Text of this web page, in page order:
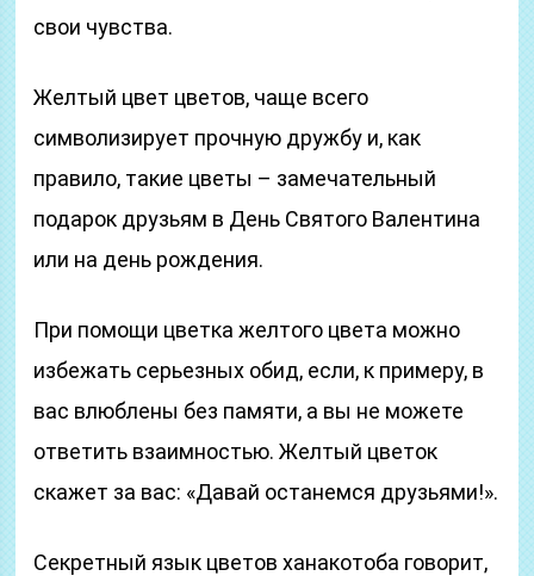
свои чувства.
Желтый цвет цветов, чаще всего
символизирует прочную дружбу и, как
правило, такие цветы – замечательный
подарок друзьям в День Святого Валентина
или на день рождения.
При помощи цветка желтого цвета можно
избежать серьезных обид, если, к примеру, в
вас влюблены без памяти, а вы не можете
ответить взаимностью. Желтый цветок
скажет за вас: «Давай останемся друзьями!».
Секретный язык цветов ханакотоба говорит,